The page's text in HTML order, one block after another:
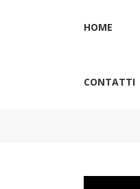
HOME
CONTATTI